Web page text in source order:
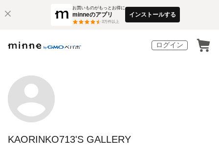
お買いものがもっとお得に
minneのアプリ
3万件以上
インストールする
ログイン
KAORINKO713'S GALLERY